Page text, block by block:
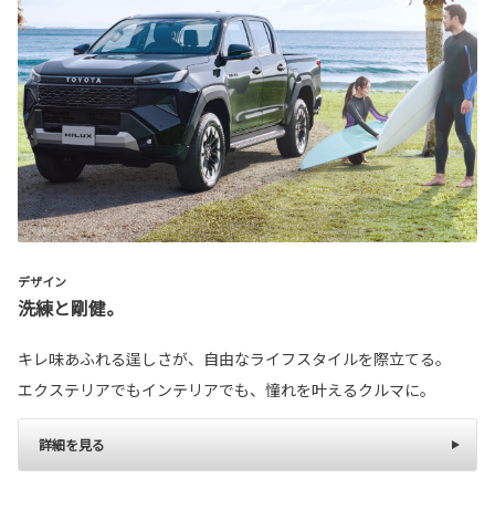
デザイン
洗練と剛健。
キレ味あふれる逞しさが、自由なライフスタイルを際立てる。
エクステリアでもインテリアでも、憧れを叶えるクルマに。
詳細を見る